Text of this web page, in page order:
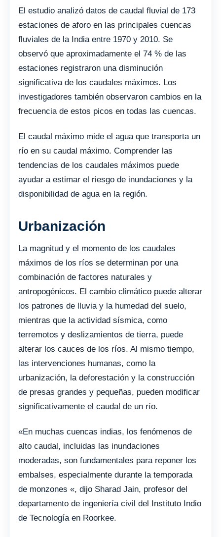
El estudio analizó datos de caudal fluvial de 173
estaciones de aforo en las principales cuencas
fluviales de la India entre 1970 y 2010. Se
observó que aproximadamente el 74 % de las
estaciones registraron una disminución
significativa de los caudales máximos. Los
investigadores también observaron cambios en la
frecuencia de estos picos en todas las cuencas.
El caudal máximo mide el agua que transporta un
río en su caudal máximo. Comprender las
tendencias de los caudales máximos puede
ayudar a estimar el riesgo de inundaciones y la
disponibilidad de agua en la región.
Urbanización
La magnitud y el momento de los caudales
máximos de los ríos se determinan por una
combinación de factores naturales y
antropogénicos. El cambio climático puede alterar
los patrones de lluvia y la humedad del suelo,
mientras que la actividad sísmica, como
terremotos y deslizamientos de tierra, puede
alterar los cauces de los ríos. Al mismo tiempo,
las intervenciones humanas, como la
urbanización, la deforestación y la construcción
de presas grandes y pequeñas, pueden modificar
significativamente el caudal de un río.
«En muchas cuencas indias, los fenómenos de
alto caudal, incluidas las inundaciones
moderadas, son fundamentales para reponer los
embalses, especialmente durante la temporada
de monzones «, dijo Sharad Jain, profesor del
departamento de ingeniería civil del Instituto Indio
de Tecnología en Roorkee.